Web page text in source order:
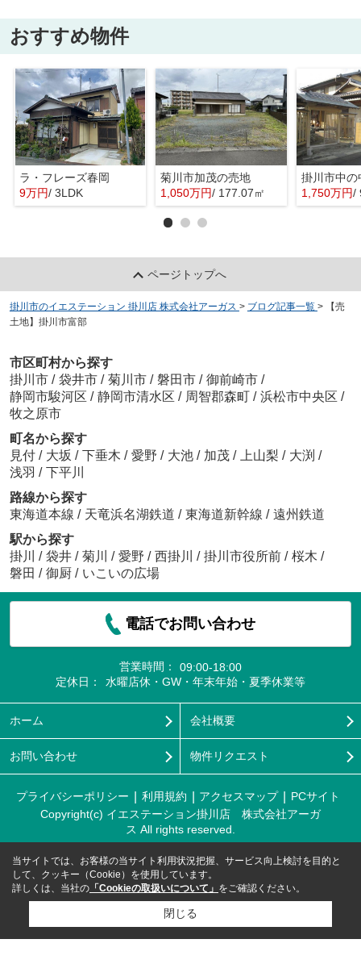
おすすめ物件
ラ・フレーズ春岡
9万円/ 3LDK
菊川市加茂の売地
1,050万円/ 177.07㎡
掛川市中の
1,750万円/
ページトップへ
掛川市のイエステーション 掛川店 株式会社アーガス > ブログ記事一覧 >
【売
土地】掛川市富部
市区町村から探す
掛川市 / 袋井市 / 菊川市 / 磐田市 / 御前崎市 /
静岡市駿河区 / 静岡市清水区 / 周智郡森町 / 浜松市中央区 /
牧之原市
町名から探す
見付 / 大坂 / 下垂木 / 愛野 / 大池 / 加茂 / 上山梨 / 大渕 /
浅羽 / 下平川
路線から探す
東海道本線 / 天竜浜名湖鉄道 / 東海道新幹線 / 遠州鉄道
駅から探す
掛川
/ 袋井 / 菊川 / 愛野 / 西掛川 / 掛川市役所前 / 桜木 /
磐田 / 御厨 / いこいの広場
電話でお問い合わせ
営業時間：
09:00-18:00
定休日：
水曜店休・GW・年末年始・夏季休業等
ホーム 会社概要
お問い合わせ 物件リクエスト
プライバシーポリシー 利用規約 アクセスマップ
PCサイト
Copyright(c) イエステーション掛川店 株式会社アーガ
ス All rights reserved.
当サイトでは、お客様の当サイト利用状況把握、サービス向上検討を目的と
して、クッキー（Cookie）を使用しています。
詳しくは、当社の 「Cookieの取扱いについて」 をご確認ください。
閉じる